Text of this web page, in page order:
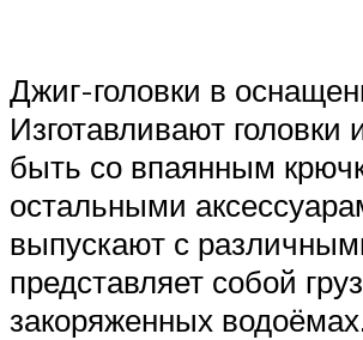
Джиг-головки в
Изготавливают
быть со впаянным
остальными
выпускают с
представляет собой
закоряженных